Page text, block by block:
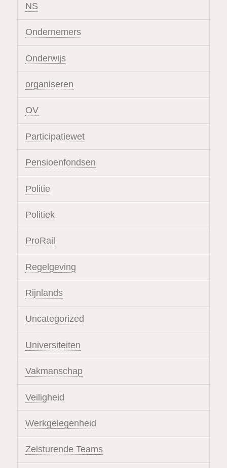
NS
Ondernemers
Onderwijs
organiseren
OV
Participatiewet
Pensioenfondsen
Politie
Politiek
ProRail
Regelgeving
Rijnlands
Uncategorized
Universiteiten
Vakmanschap
Veiligheid
Werkgelegenheid
Zelsturende Teams